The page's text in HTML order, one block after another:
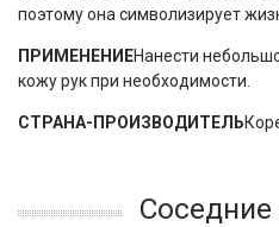
поэтому она символизирует
ПРИМЕНЕНИЕНанести
кожу рук при необходимости.
СТРАНА-ПРОИЗВОДИТЕЛЬ